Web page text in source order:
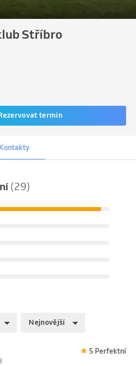
Stříbro
termín
Kontakty
Nejnovější
5 Perfektní
(29)